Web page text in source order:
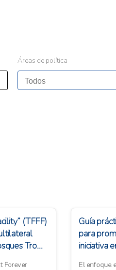
Áreas de política
(TFFF)
Tro...
Forever
Guía
para
iniciativa
El enfoque